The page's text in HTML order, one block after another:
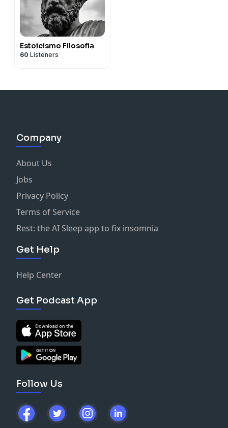
Estoicismo Filosofia
60 Listeners
Company
About Us
Jobs
Privacy Policy
Terms of Service
Rest: the AI Sleep app to fix insomnia
Get Help
Help Center
Get Podcast App
Follow Us